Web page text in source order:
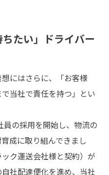
ちたい」ドライバー
にはさらに、「お客様
で当社で責任を持つ」とい
の採用を開始し、物流の
成に取り組んできまし
ク運送会社様と契約）が
社配達便化を進め、当社